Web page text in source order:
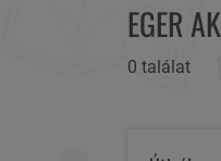
EGER
0 találat